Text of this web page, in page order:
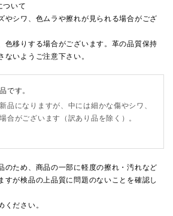
ついて
やシワ、色ムラや擦れが見られる場合がござ
色移りする場合がございます。革の品質保持
いようご注意下さい。
です。
品になりますが、中には細かな傷やシワ、
合がございます（訳あり品を除く）。
のため、商品の一部に軽度の擦れ・汚れなど
すが検品の上品質に問題のないことを確認し
ださい。